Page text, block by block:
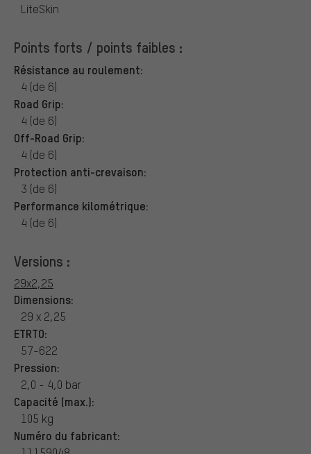
LiteSkin
Points forts / points faibles :
Résistance au roulement:
4 (de 6)
Road Grip:
4 (de 6)
Off-Road Grip:
4 (de 6)
Protection anti-crevaison:
3 (de 6)
Performance kilométrique:
4 (de 6)
Versions :
29x2,25
Dimensions:
29 x 2,25
ETRTO:
57-622
Pression:
2,0 - 4,0 bar
Capacité (max.):
105 kg
Numéro du fabricant: